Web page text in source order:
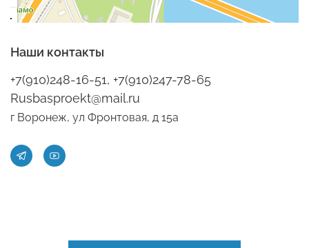
Наши контакты
+7(910)248-16-51, +7(910)247-78-65
Rusbasproekt@mail.ru
г Воронеж, ул Фронтовая, д 15а